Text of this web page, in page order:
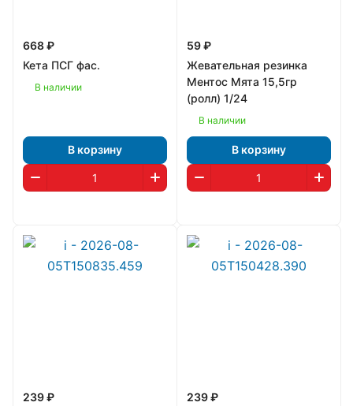
668 ₽
Кета ПСГ фас.
В наличии
В корзину
59 ₽
Жевательная резинка
Ментос Мята 15,5гр
(ролл) 1/24
В наличии
В корзину
239 ₽
239 ₽